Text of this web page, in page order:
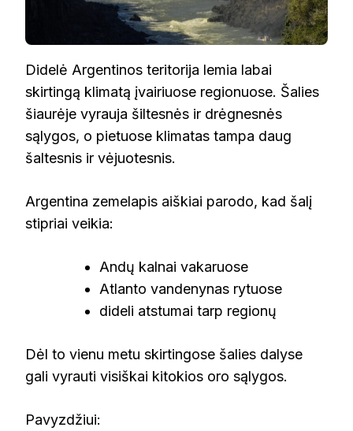
Didelė Argentinos teritorija lemia labai
skirtingą klimatą įvairiuose regionuose. Šalies
šiaurėje vyrauja šiltesnės ir drėgnesnės
sąlygos, o pietuose klimatas tampa daug
šaltesnis ir vėjuotesnis.
Argentina zemelapis aiškiai parodo, kad šalį
stipriai veikia:
Andų kalnai vakaruose
Atlanto vandenynas rytuose
dideli atstumai tarp regionų
Dėl to vienu metu skirtingose šalies dalyse
gali vyrauti visiškai kitokios oro sąlygos.
Pavyzdžiui: